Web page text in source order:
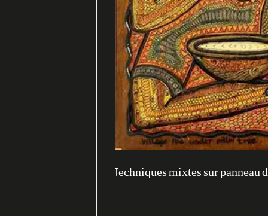
Techniques mixtes sur panneau